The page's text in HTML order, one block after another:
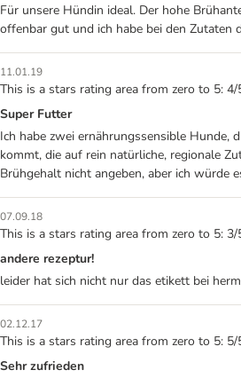
Für unsere Hündin ideal. Der hohe
offenbar gut und ich habe bei den Zutaten
11.01.19
This is a stars rating area from zero to 5: 4/
Super Futter
Ich habe zwei ernährungssensible Hunde,
kommt, die auf rein natürliche, regionale
Brühgehalt nicht angeben, aber ich würde
07.09.18
This is a stars rating area from zero to 5: 3/
andere rezeptur!
leider hat sich nicht nur das etikett bei
02.12.17
This is a stars rating area from zero to 5: 5/
Sehr zufrieden